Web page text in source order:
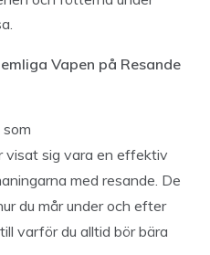
Vapen på Resande
visat sig vara en effektiv
med resande. De
du mår under och efter
varför du alltid bör bära